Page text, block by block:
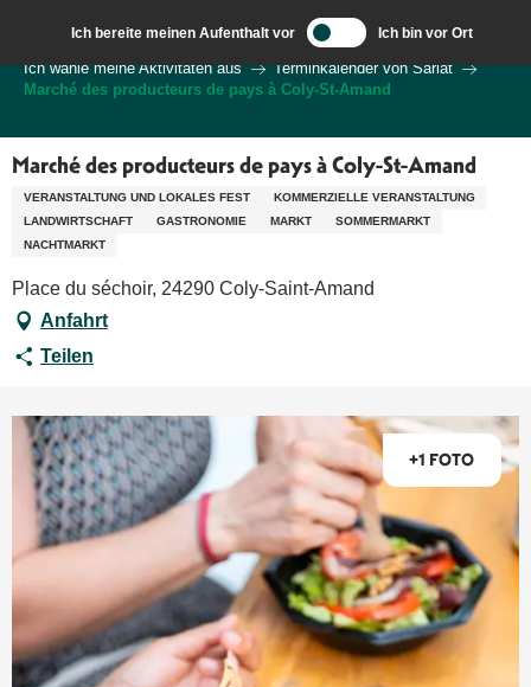
contenu
principal
Ich bereite meinen Aufenthalt vor Ich bin vor Ort
Ich wähle meine Aktivitäten aus
Terminkalender von Sarlat
Marché des producteurs de pays à Coly-St-Amand
Marché des producteurs de pays à Coly-St-Amand
VERANSTALTUNG UND LOKALES FEST
KOMMERZIELLE VERANSTALTUNG
LANDWIRTSCHAFT
GASTRONOMIE MARKT
SOMMERMARKT
NACHTMARKT
Place du séchoir, 24290 Coly-Saint-Amand
Anfahrt
Teilen
+1 FOTO